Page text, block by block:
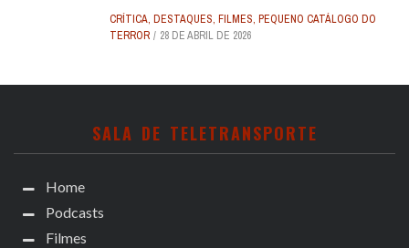
CRÍTICA, DESTAQUES, FILMES, PEQUENO CATÁLOGO DO
TERROR
28 DE ABRIL DE 2026
SALA DE TELETRANSPORTE
Home
Podcasts
Filmes